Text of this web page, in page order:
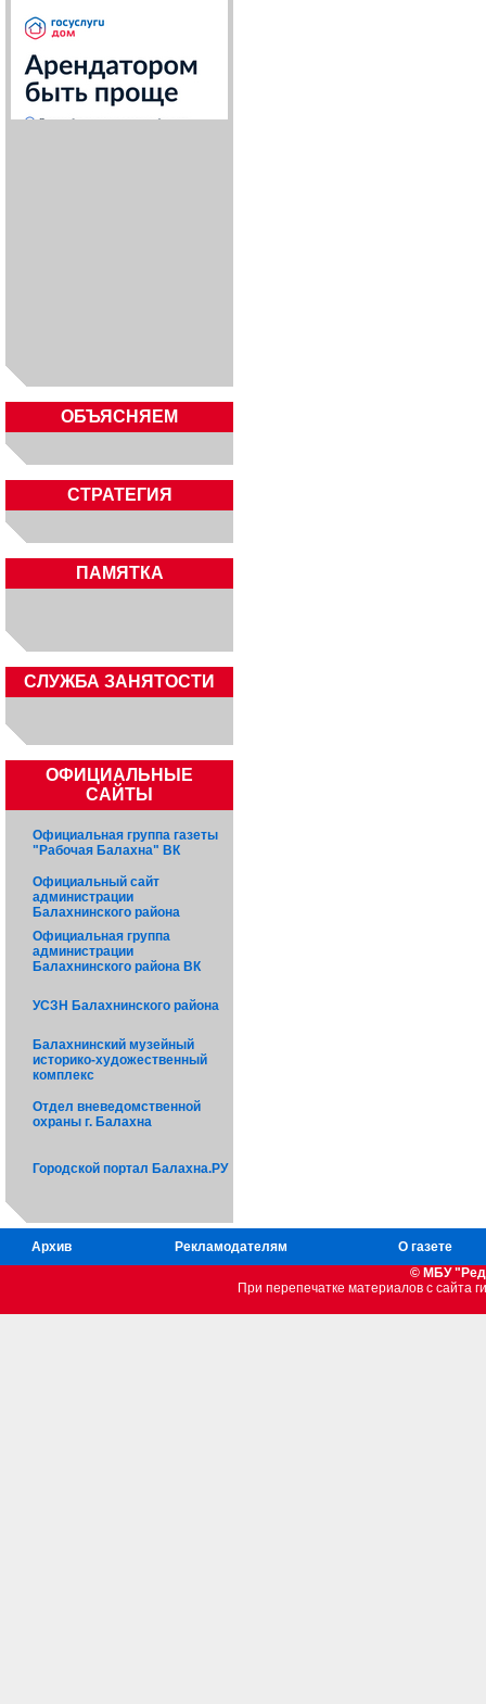
ОБЪЯСНЯЕМ
СТРАТЕГИЯ
ПАМЯТКА
CЛУЖБА ЗАНЯТОСТИ
ОФИЦИАЛЬНЫЕ
САЙТЫ
Официальная группа газеты
"Рабочая Балахна" ВК
Официальный сайт
администрации
Балахнинского района
Официальная группа
администрации
Балахнинского района ВК
УСЗН Балахнинского района
Балахнинский музейный
историко-художественный
комплекс
Отдел вневедомственной
охраны г. Балахна
Городской портал Балахна.РУ
Архив Рекламодателям
О газете
© МБУ
При перепечатке материалов c сайта